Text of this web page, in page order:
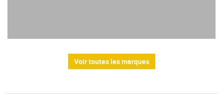
Voir toutes les marques